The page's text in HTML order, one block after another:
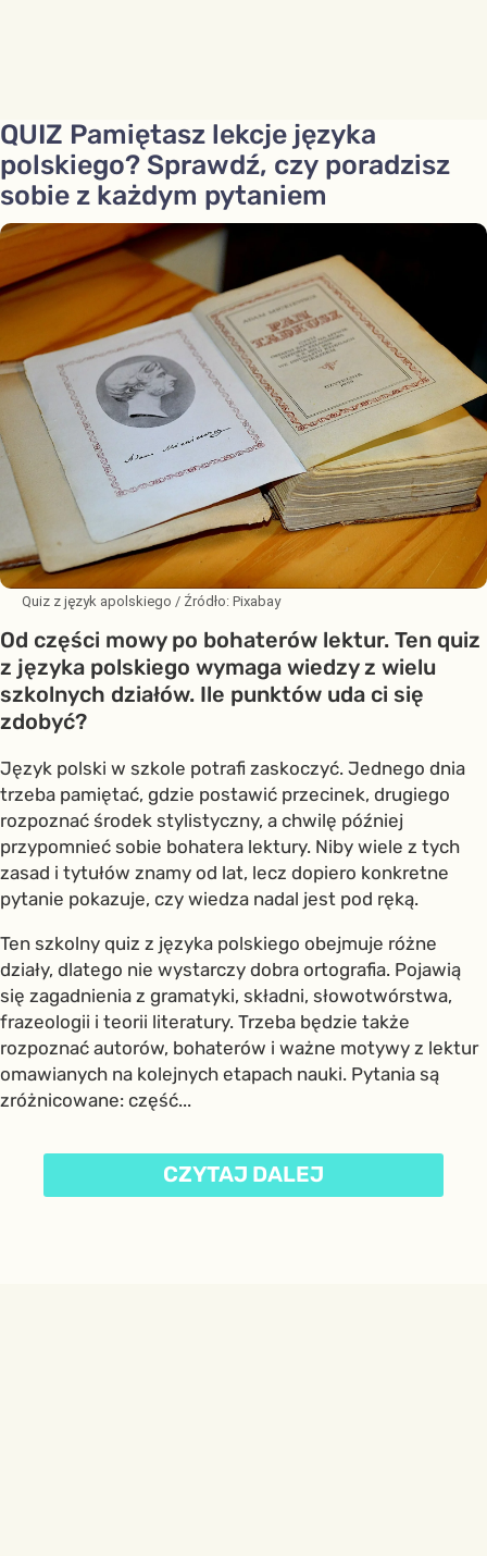
QUIZ Pamiętasz lekcje języka
polskiego? Sprawdź, czy poradzisz
sobie z każdym pytaniem
Quiz z język apolskiego / Źródło: Pixabay
Od części mowy po bohaterów lektur. Ten quiz
z języka polskiego wymaga wiedzy z wielu
szkolnych działów. Ile punktów uda ci się
zdobyć?
Język polski w szkole potrafi zaskoczyć. Jednego dnia
trzeba pamiętać, gdzie postawić przecinek, drugiego
rozpoznać środek stylistyczny, a chwilę później
przypomnieć sobie bohatera lektury. Niby wiele z tych
zasad i tytułów znamy od lat, lecz dopiero konkretne
pytanie pokazuje, czy wiedza nadal jest pod ręką.
Ten szkolny quiz z języka polskiego obejmuje różne
działy, dlatego nie wystarczy dobra ortografia. Pojawią
się zagadnienia z gramatyki, składni, słowotwórstwa,
frazeologii i teorii literatury. Trzeba będzie także
rozpoznać autorów, bohaterów i ważne motywy z lektur
omawianych na kolejnych etapach nauki. Pytania są
zróżnicowane: część...
CZYTAJ DALEJ